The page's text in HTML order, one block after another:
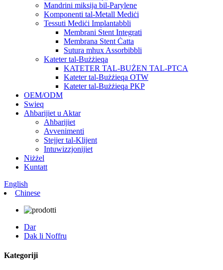
Mandrini miksija bil-Parylene
Komponenti tal-Metall Mediċi
Tessuti Mediċi Implantabbli
Membrani Stent Integrati
Membrana Stent Ċatta
Sutura mhux Assorbibbli
Kateter tal-Bużżieqa
KATETER TAL-BUŻEN TAL-PTCA
Kateter tal-Bużżieqa OTW
Kateter tal-Bużżieqa PKP
OEM/ODM
Swieq
Aħbarijiet u Aktar
Aħbarijiet
Avvenimenti
Stejjer tal-Klijent
Intuwizzjonijiet
Niżżel
Kuntatt
English
Chinese
Dar
Dak li Noffru
Kategoriji